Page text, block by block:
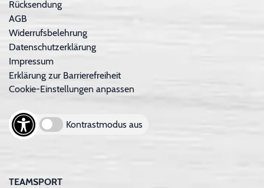
Rücksendung
AGB
Widerrufsbelehrung
Datenschutzerklärung
Impressum
Erklärung zur Barrierefreiheit
Cookie-Einstellungen anpassen
Kontrastmodus aus
TEAMSPORT